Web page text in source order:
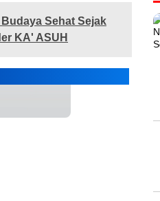
Sehat Sejak
KA' ASUH